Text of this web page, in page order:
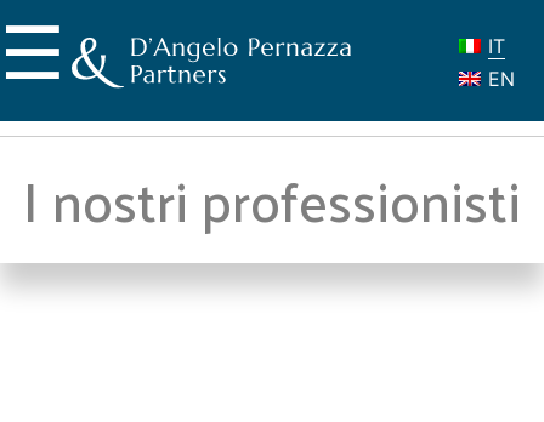
to
content
☰
I nostri professionisti
IT
EN